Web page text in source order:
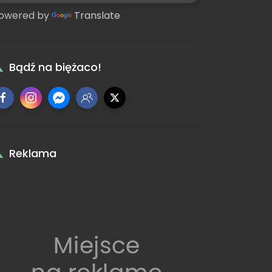
by Translate
Bądź na biężaco!
Reklama